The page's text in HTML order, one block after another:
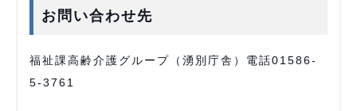
お問い合わせ先
福祉課高齢介護グループ（湧別庁舎）電話01586-
5-3761